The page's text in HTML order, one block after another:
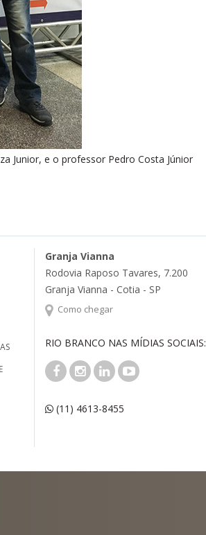
Junior, e o professor Pedro Costa Júnior
Granja Vianna
Rodovia Raposo Tavares, 7.200
Granja Vianna - Cotia - SP
Como chegar
RIO BRANCO NAS MÍDIAS SOCIAIS:
(11) 4613-8455